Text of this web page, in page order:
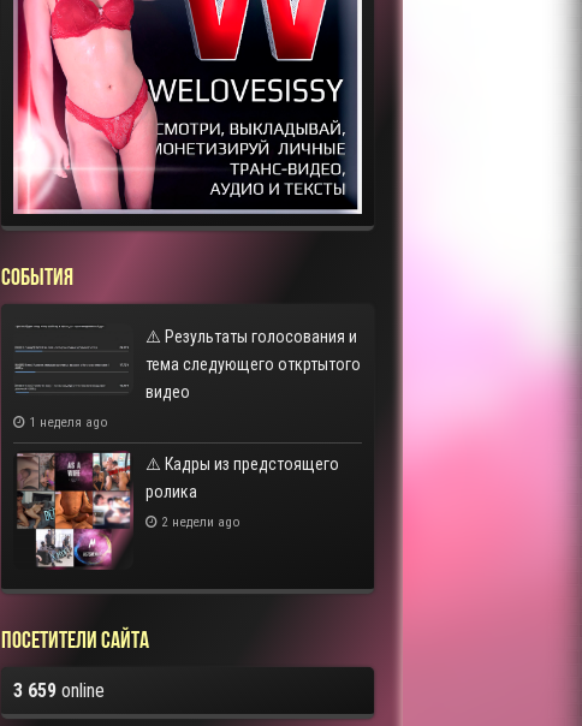
СОБЫТИЯ
⚠️ Результаты голосования и
тема следующего откртытого
видео
1 неделя ago
⚠️ Кадры из предстоящего
ролика
2 недели ago
Посетители сайта
3 659online